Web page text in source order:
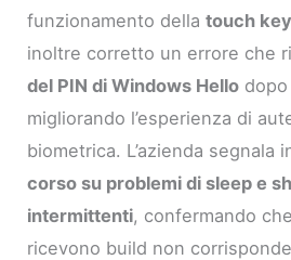
funzionamento dellatouch
inoltre corretto un errore che
del PIN di Windows Hello dopo
migliorando l’esperienza di
biometrica. L’azienda segnala
corso su problemi di sleep e
intermittenti, confermando
ricevono build non